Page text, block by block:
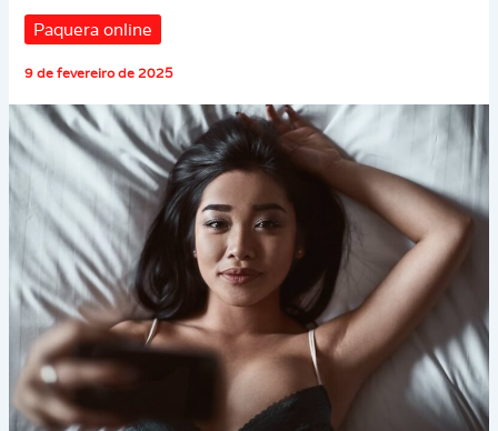
Paquera online
9 de fevereiro de 2025